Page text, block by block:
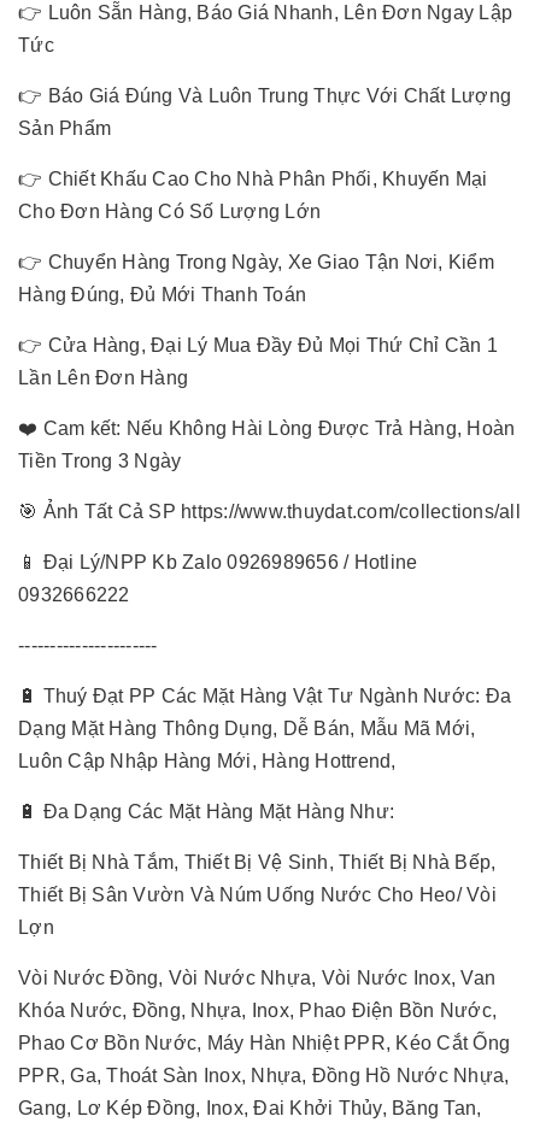
👉 Luôn Sẵn Hàng, Báo Giá Nhanh, Lên Đơn Ngay Lập
Tức
👉 Báo Giá Đúng Và Luôn Trung Thực Với Chất Lượng
Sản Phẩm
👉 Chiết Khấu Cao Cho Nhà Phân Phối, Khuyến Mại
Cho Đơn Hàng Có Số Lượng Lớn
👉 Chuyển Hàng Trong Ngày, Xe Giao Tận Nơi, Kiểm
Hàng Đúng, Đủ Mới Thanh Toán
👉 Cửa Hàng, Đại Lý Mua Đầy Đủ Mọi Thứ Chỉ Cần 1
Lần Lên Đơn Hàng
❤️ Cam kết: Nếu Không Hài Lòng Được Trả Hàng, Hoàn
Tiền Trong 3 Ngày
🎯 Ảnh Tất Cả SP https://www.thuydat.com/collections/all
📱 Đại Lý/NPP Kb Zalo 0926989656 / Hotline
0932666222
----------------------
🔋 Thuý Đạt PP Các Mặt Hàng Vật Tư Ngành Nước: Đa
Dạng Mặt Hàng Thông Dụng, Dễ Bán, Mẫu Mã Mới,
Luôn Cập Nhập Hàng Mới, Hàng Hottrend,
🔋 Đa Dạng Các Mặt Hàng Mặt Hàng Như:
Thiết Bị Nhà Tắm, Thiết Bị Vệ Sinh, Thiết Bị Nhà Bếp,
Thiết Bị Sân Vườn Và Núm Uống Nước Cho Heo/ Vòi
Lợn
Vòi Nước Đồng, Vòi Nước Nhựa, Vòi Nước Inox, Van
Khóa Nước, Đồng, Nhựa, Inox, Phao Điện Bồn Nước,
Phao Cơ Bồn Nước, Máy Hàn Nhiệt PPR, Kéo Cắt Ống
PPR, Ga, Thoát Sàn Inox, Nhựa, Đồng Hồ Nước Nhựa,
Gang, Lơ Kép Đồng, Inox, Đai Khởi Thủy, Băng Tan,